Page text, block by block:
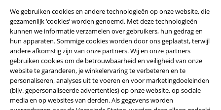
We gebruiken cookies en andere technologieën op onze website, die
gezamenlijk ‘cookies’ worden genoemd. Met deze technologieën
kunnen we informatie verzamelen over gebruikers, hun gedrag en
hun apparaten. Sommige cookies worden door ons geplaatst, terwijl
andere afkomstig zijn van onze partners. Wij en onze partners
gebruiken cookies om de betrouwbaarheid en veiligheid van onze
website te garanderen, je winkelervaring te verbeteren en te
personaliseren, analyses uit te voeren en voor marketingdoeleinden
(bijv. gepersonaliseerde advertenties) op onze website, op sociale
media en op websites van derden. Als gegevens worden
Beveiliging